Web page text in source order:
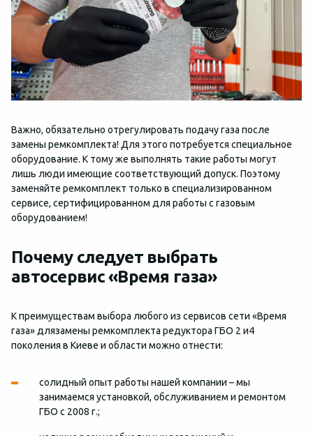
Важно, обязательно отрегулировать подачу газа после
замены ремкомплекта! Для этого потребуется специальное
оборудование. К тому же выполнять такие работы могут
лишь люди имеющие соответствующий допуск. Поэтому
заменяйте ремкомплект только в специализированном
сервисе, сертифицированном для работы с газовым
оборудованием!
Почему следует выбрать
автосервис «Время газа»
К преимуществам выбора любого из сервисов сети «Время
газа» длязамены ремкомплекта редуктора ГБО 2 и4
поколения в Киеве и области можно отнести:
солидный опыт работы нашей компании – мы
занимаемся установкой, обслуживанием и ремонтом
ГБО с 2008 г.;